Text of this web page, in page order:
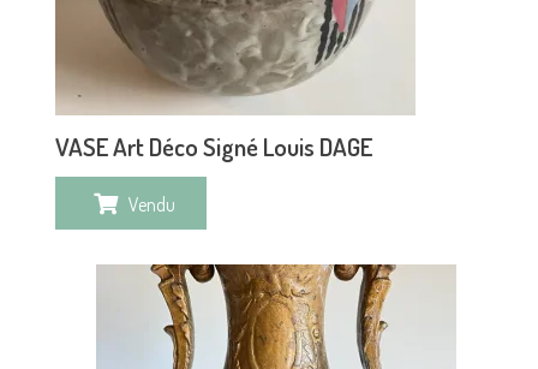
VASE Art Déco Signé Louis DAGE
Vendu